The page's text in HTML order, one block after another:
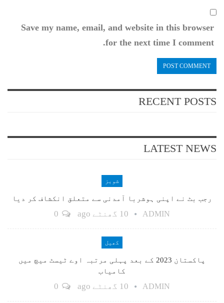
Save my name, email, and website in this browser
for the next time I comment.
RECENT POSTS
LATEST NEWS
شوبز
رجب بٹ نے اپنی ہوشربا آمدنی سے متعلق انکشاف کر دیا
ADMIN 10 گھنٹے ago
کھیل
پاکستان 2023 کے بعد پہلی مرتبہ اوے ٹیسٹ میچ میں
کامیاب
ADMIN 10 گھنٹے ago